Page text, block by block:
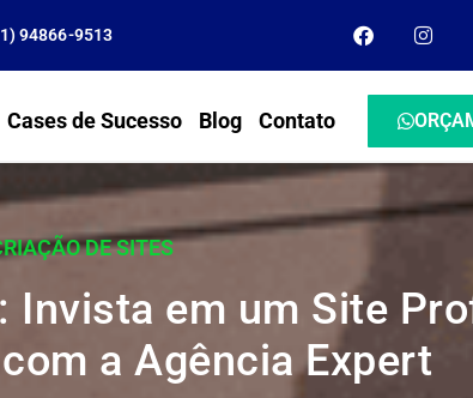
94866-9513
Cases de Sucesso Blog Contato
DE SITES
Invista em um Site
a Agência Expert